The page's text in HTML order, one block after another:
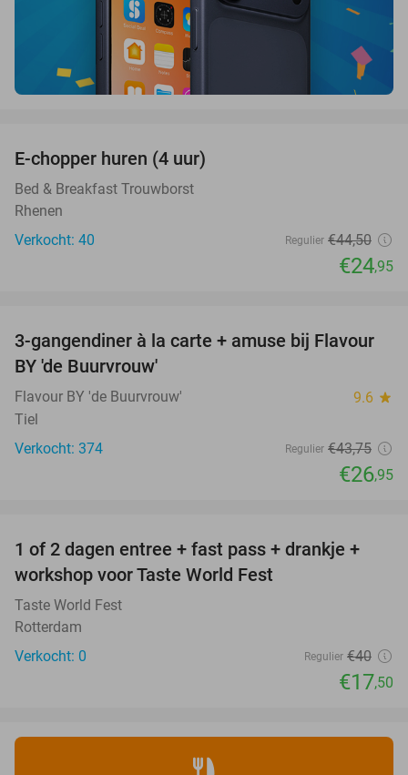
E-chopper huren (4 uur)
Bed & Breakfast Trouwborst
Rhenen
Verkocht: 40
Regulier €44,50
€24,95
38%
3-gangendiner à la carte + amuse bij Flavour
BY 'de Buurvrouw'
Flavour BY 'de Buurvrouw' 9.6 star
Tiel
Verkocht: 374
Regulier €43,75
€26,95
56%
TODAY
1 of 2 dagen entree + fast pass + drankje +
workshop voor Taste World Fest
Taste World Fest
Rotterdam
Verkocht: 0
Regulier €40
€17,50